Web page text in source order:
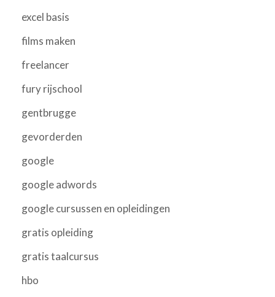
excel basis
films maken
freelancer
fury rijschool
gentbrugge
gevorderden
google
google adwords
google cursussen en opleidingen
gratis opleiding
gratis taalcursus
hbo